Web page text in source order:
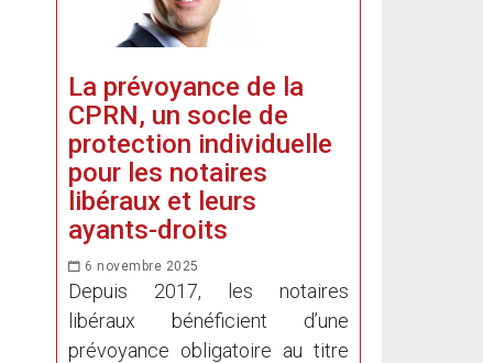
La prévoyance de la
CPRN, un socle de
protection individuelle
pour les notaires
libéraux et leurs
ayants-droits
6 novembre 2025
Depuis 2017, les notaires
libéraux bénéficient d’une
prévoyance obligatoire au titre